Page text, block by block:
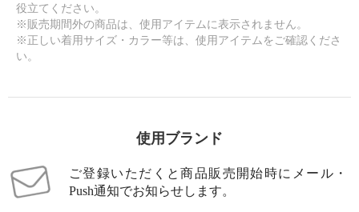
役立てください。
※販売期間外の商品は、使用アイテムに表示されません。
※正しい着用サイズ・カラー等は、使用アイテムをご確認くださ
い。
使用ブランド
ご登録いただくと商品販売開始時にメール・
Push通知でお知らせします。